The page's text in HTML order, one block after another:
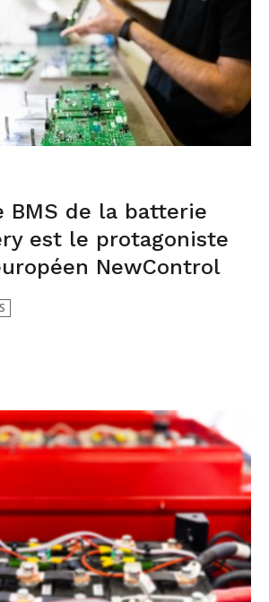
BMS de la batterie
est le protagoniste
NewControl